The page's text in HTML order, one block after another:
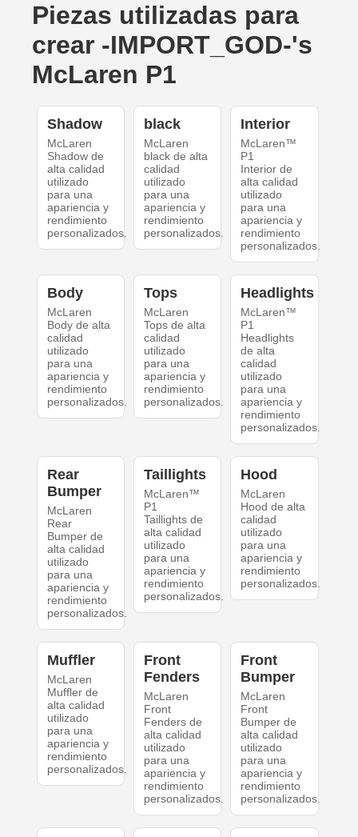
Piezas utilizadas para
crear -IMPORT_GOD-'s
McLaren P1
Shadow
McLaren
Shadow de
alta calidad
utilizado
para una
apariencia y
rendimiento
personalizados.
black
McLaren
black de alta
calidad
utilizado
para una
apariencia y
rendimiento
personalizados.
Interior
McLaren™
P1
Interior de
alta calidad
utilizado
para una
apariencia y
rendimiento
personalizados.
Body
McLaren
Body de alta
calidad
utilizado
para una
apariencia y
rendimiento
personalizados.
Tops
McLaren
Tops de alta
calidad
utilizado
para una
apariencia y
rendimiento
personalizados.
Headlights
McLaren™
P1
Headlights
de alta
calidad
utilizado
para una
apariencia y
rendimiento
personalizados.
Rear
Bumper
McLaren
Rear
Bumper de
alta calidad
utilizado
para una
apariencia y
rendimiento
personalizados.
Taillights
McLaren™
P1
Taillights de
alta calidad
utilizado
para una
apariencia y
rendimiento
personalizados.
Hood
McLaren
Hood de alta
calidad
utilizado
para una
apariencia y
rendimiento
personalizados.
Muffler
McLaren
Muffler de
alta calidad
utilizado
para una
apariencia y
rendimiento
personalizados.
Front
Fenders
McLaren
Front
Fenders de
alta calidad
utilizado
para una
apariencia y
rendimiento
personalizados.
Front
Bumper
McLaren
Front
Bumper de
alta calidad
utilizado
para una
apariencia y
rendimiento
personalizados.